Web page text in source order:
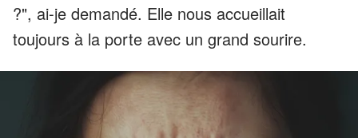
?", ai-je demandé. Elle nous accueillait
toujours à la porte avec un grand sourire.